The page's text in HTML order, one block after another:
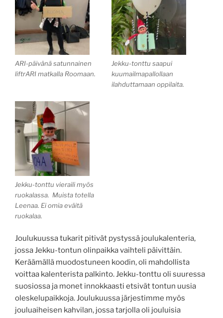
ARI-päivänä satunnainen
liftrARI matkalla Roomaan.
Jekku-tonttu saapui
kuumailmapallollaan
ilahduttamaan oppilaita.
Jekku-tonttu vieraili myös
ruokalassa. Muista totella
Leenaa. Ei omia eväitä
ruokalaa.
Joulukuussa tukarit pitivät pystyssä joulukalenteria,
jossa Jekku-tontun olinpaikka vaihteli päivittäin.
Keräämällä muodostuneen koodin, oli mahdollista
voittaa kalenterista palkinto. Jekku-tonttu oli suuressa
suosiossa ja monet innokkaasti etsivät tontun uusia
oleskelupaikkoja. Joulukuussa järjestimme myös
jouluaiheisen kahvilan, jossa tarjolla oli jouluisia